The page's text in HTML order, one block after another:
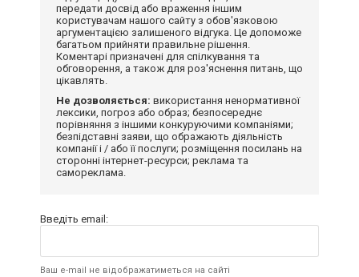
передати досвід або враження іншим
користувачам нашого сайту з обов'язковою
аргументацією залишеного відгука. Це допоможе
багатьом прийняти правильне рішення.
Коментарі призначені для спілкування та
обговорення, а також для роз'яснення питань, що
цікавлять.
Не дозволяється: використання ненормативної
лексики, погроз або образ; безпосереднє
порівняння з іншими конкуруючими компаніями;
безпідставні заяви, що ображають діяльність
компанії і / або її послуги; розміщення посилань на
сторонні інтернет-ресурси; реклама та
самореклама.
Введіть email:
Ваш e-mail не відображатиметься на сайті